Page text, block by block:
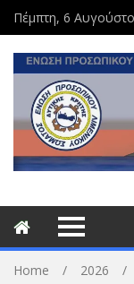
Πέμπτη, 6
Home 2026